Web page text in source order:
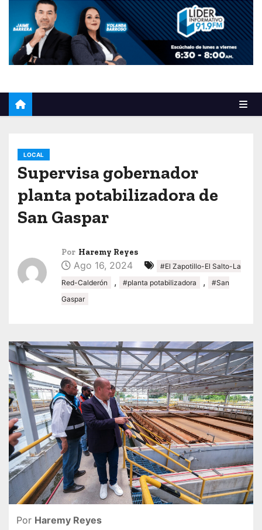
LOCAL
Supervisa gobernador
planta potabilizadora de
San Gaspar
Por Haremy Reyes
Ago 16, 2024
#El Zapotillo-El Salto-La
Red-Calderón
, #planta potabilizadora ,
#San
Gaspar
Por Haremy Reyes